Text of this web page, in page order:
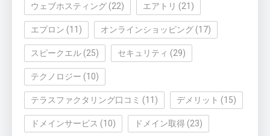
ウェブホスティング (22) エアトリ (21)
エプロン (11) オンラインショッピング (17)
スピークエル (25) セキュリティ (29)
テクノロジー (10)
テラスファクタリング口コミ (11) デメリット (15)
ドメインサービス (10) ドメイン取得 (23)